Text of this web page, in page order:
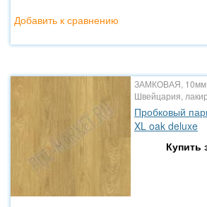
Добавить к сравнению
ЗАМКОВАЯ, 10мм,
Швейцария,
Пробковый
XL oak deluxe
Купить